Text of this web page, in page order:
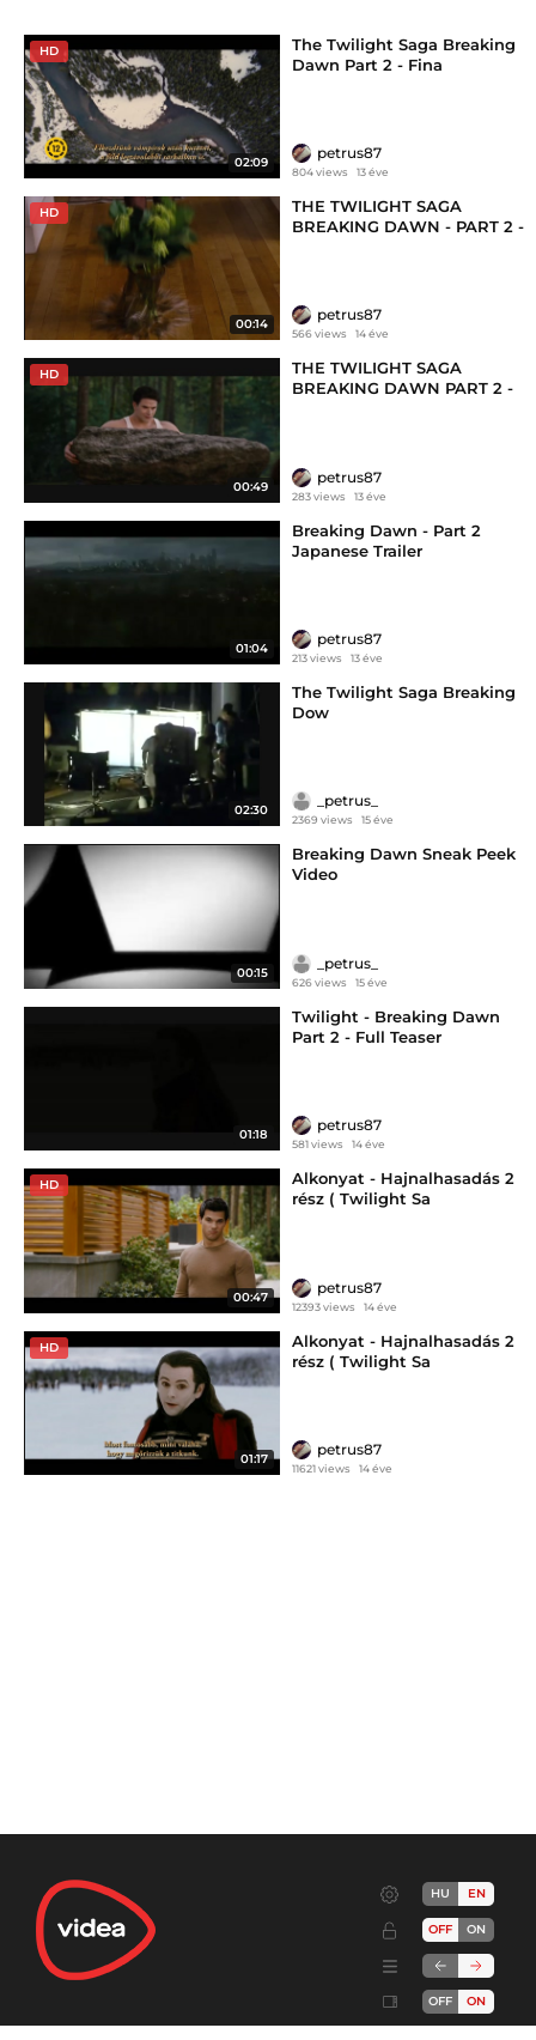
HD
02:09
The Twilight Saga Breaking
Dawn Part 2 - Fina
petrus87
804 views 13 éve
HD
00:14
THE TWILIGHT SAGA
BREAKING DAWN - PART 2 -
petrus87
566 views 14 éve
HD
00:49
THE TWILIGHT SAGA
BREAKING DAWN PART 2 -
petrus87
283 views 13 éve
01:04
Breaking Dawn - Part 2
Japanese Trailer
petrus87
213 views 13 éve
02:30
The Twilight Saga Breaking
Dow
_petrus_
2369 views 15 éve
00:15
Breaking Dawn Sneak Peek
Video
_petrus_
626 views 15 éve
01:18
Twilight - Breaking Dawn
Part 2 - Full Teaser
petrus87
581 views 14 éve
HD
00:47
Alkonyat - Hajnalhasadás 2
rész ( Twilight Sa
petrus87
12393 views 14 éve
HD
01:17
Alkonyat - Hajnalhasadás 2
rész ( Twilight Sa
petrus87
11621 views 14 éve
HU EN
OFF ON
OFF ON